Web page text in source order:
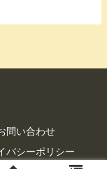
問い合わせ
バシーポリシー